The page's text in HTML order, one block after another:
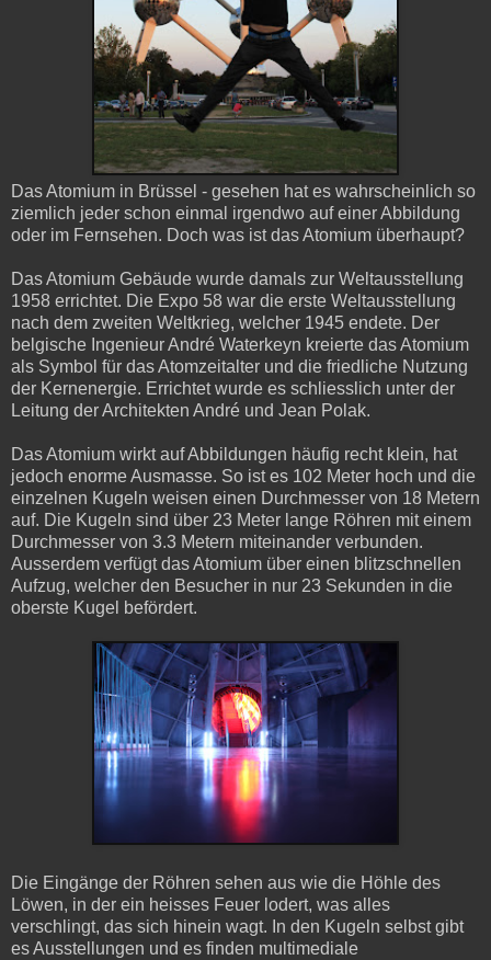
Das Atomium in Brüssel - gesehen hat es wahrscheinlich so
ziemlich jeder schon einmal irgendwo auf einer Abbildung
oder im Fernsehen. Doch was ist das Atomium überhaupt?
Das Atomium Gebäude wurde damals zur Weltausstellung
1958 errichtet. Die Expo 58 war die erste Weltausstellung
nach dem zweiten Weltkrieg, welcher 1945 endete. Der
belgische Ingenieur André Waterkeyn kreierte das Atomium
als Symbol für das Atomzeitalter und die friedliche Nutzung
der Kernenergie. Errichtet wurde es schliesslich unter der
Leitung der Architekten André und Jean Polak.
Das Atomium wirkt auf Abbildungen häufig recht klein, hat
jedoch enorme Ausmasse. So ist es 102 Meter hoch und die
einzelnen Kugeln weisen einen Durchmesser von 18 Metern
auf. Die Kugeln sind über 23 Meter lange Röhren mit einem
Durchmesser von 3.3 Metern miteinander verbunden.
Ausserdem verfügt das Atomium über einen blitzschnellen
Aufzug, welcher den Besucher in nur 23 Sekunden in die
oberste Kugel befördert.
Die Eingänge der Röhren sehen aus wie die Höhle des
Löwen, in der ein heisses Feuer lodert, was alles
verschlingt, das sich hinein wagt. In den Kugeln selbst gibt
es Ausstellungen und es finden multimediale